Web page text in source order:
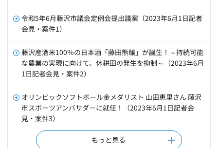
令和5年6月藤沢市議会定例会提出議案（2023年6月1日記者
会見・案件1）
藤沢産酒米100％の日本酒「藤田熊醸」が誕生！～持続可能
な農業の実現に向けて、休耕田の発生を抑制～（2023年6月
1日記者会見・案件2）
オリンピックソフトボール金メダリスト 山田恵里さん 藤沢
市スポーツアンバサダーに就任！（2023年6月1日記者会
見・案件3）
もっと見る